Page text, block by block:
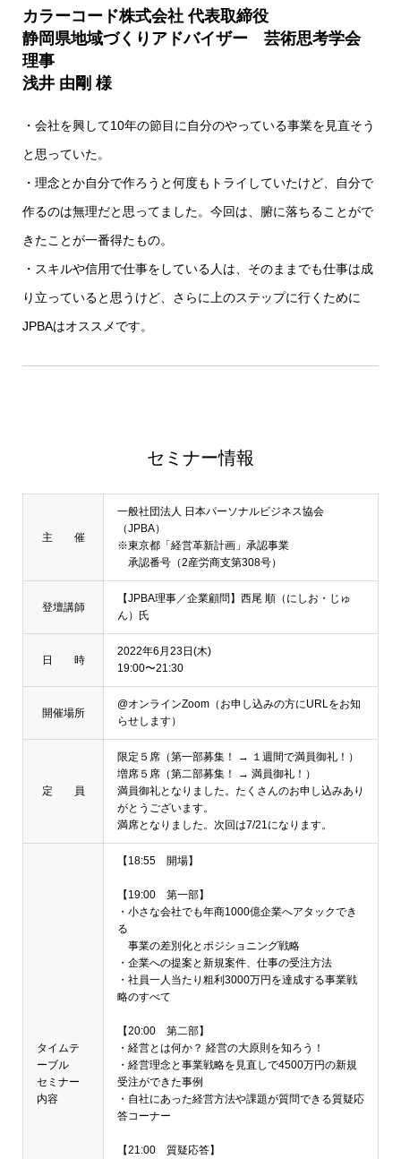
カラーコード株式会社 代表取締役
静岡県地域づくりアドバイザー 芸術思考学会
理事
浅井 由剛 様
・会社を興して10年の節目に自分のやっている事業を見直そう
と思っていた。
・理念とか自分で作ろうと何度もトライしていたけど、自分で
作るのは無理だと思ってました。今回は、腑に落ちることがで
きたことが一番得たもの。
・スキルや信用で仕事をしている人は、そのままでも仕事は成
り立っていると思うけど、さらに上のステップに行くために
JPBAはオススメです。
セミナー情報
主 催
一般社団法人 日本パーソナルビジネス協会
（JPBA）
※東京都「経営革新計画」承認事業
承認番号（2産労商支第308号）
登壇講師
【JPBA理事／企業顧問】西尾 順（にしお・じゅ
ん）氏
日 時
2022年6月23日(木)
19:00〜21:30
開催場所
@オンラインZoom（お申し込みの方にURLをお知
らせします）
定 員
限定５席（第一部募集！ → １週間で満員御礼！）
増席５席（第二部募集！ → 満員御礼！）
満員御礼となりました。たくさんのお申し込みあり
がとうございます。
満席となりました。次回は7/21になります。
タイムテ
ーブル
セミナー
内容
【18:55 開場】
【19:00 第一部】
・小さな会社でも年商1000億企業へアタックでき
る
事業の差別化とポジショニング戦略
・企業への提案と新規案件、仕事の受注方法
・社員一人当たり粗利3000万円を達成する事業戦
略のすべて
【20:00 第二部】
・経営とは何か？ 経営の大原則を知ろう！
・経営理念と事業戦略を見直しで4500万円の新規
受注ができた事例
・自社にあった経営方法や課題が質問できる質疑応
答コーナー
【21:00 質疑応答】